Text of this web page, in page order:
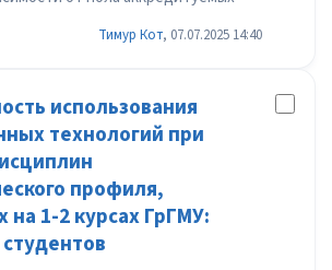
Тимур Кот, 07.07.2025 14:40
использования
технологий при
профиля,
на 1-2 курсах ГрГМУ: